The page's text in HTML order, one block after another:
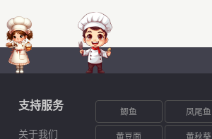
支持服务
关于我们
鲫鱼 凤尾鱼
黄豆面 黄秋葵